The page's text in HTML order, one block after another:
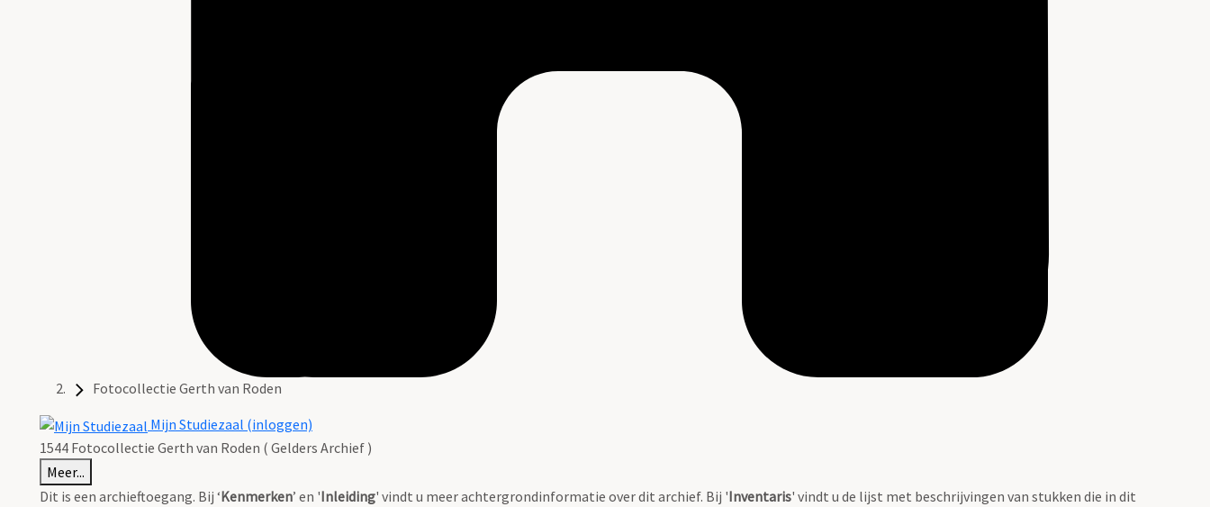
Fotocollectie Gerth van Roden
Mijn Studiezaal (inloggen)
1544 Fotocollectie Gerth van Roden ( Gelders Archief )
Meer...
Dit is een archieftoegang. Bij ‘Kenmerken’ en 'Inleiding' vindt u meer achtergrondinformatie over dit archief. Bij 'Inventaris' vindt u de lijst met beschrijvingen van stukken die in dit